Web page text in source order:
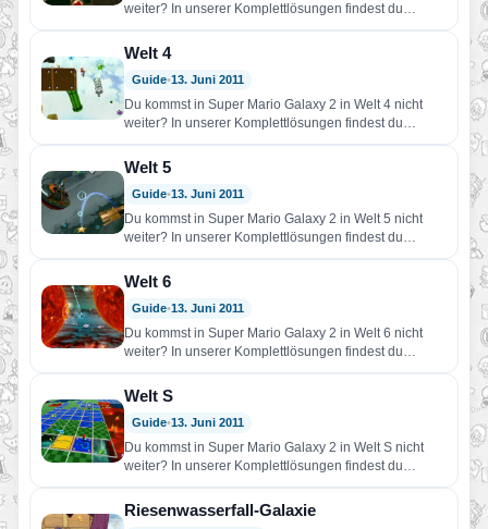
weiter? In unserer Komplettlösungen findest du
Hilfe!…
Welt 4
Guide•13. Juni 2011
Du kommst in Super Mario Galaxy 2 in Welt 4 nicht
weiter? In unserer Komplettlösungen findest du
Hilfe!…
Welt 5
Guide•13. Juni 2011
Du kommst in Super Mario Galaxy 2 in Welt 5 nicht
weiter? In unserer Komplettlösungen findest du
Hilfe!…
Welt 6
Guide•13. Juni 2011
Du kommst in Super Mario Galaxy 2 in Welt 6 nicht
weiter? In unserer Komplettlösungen findest du
Hilfe!…
Welt S
Guide•13. Juni 2011
Du kommst in Super Mario Galaxy 2 in Welt S nicht
weiter? In unserer Komplettlösungen findest du
Hilfe!…
Riesenwasserfall-Galaxie